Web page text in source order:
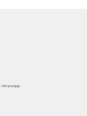
WhatsApp.